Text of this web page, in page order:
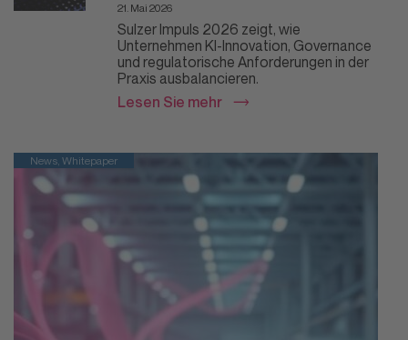
21. Mai 2026
Sulzer Impuls 2026 zeigt, wie
Unternehmen KI-Innovation, Governance
und regulatorische Anforderungen in der
Praxis ausbalancieren.
Lesen Sie mehr
News, Whitepaper